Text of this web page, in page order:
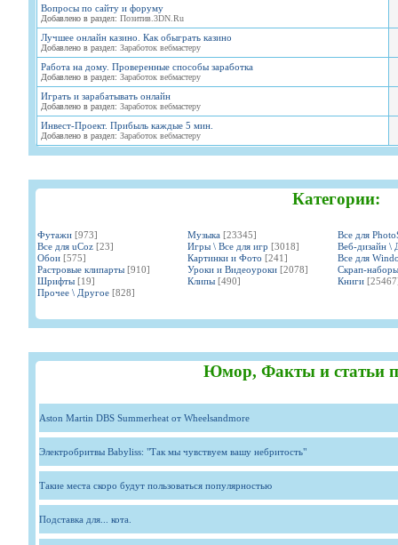
Вопросы по сайту и форуму
Добавлено в раздел: Позитив.3DN.Ru
Лучшее онлайн казино. Как обыграть казино
Добавлено в раздел: Заработок вебмастеру
Работа на дому. Проверенные способы заработка
Добавлено в раздел: Заработок вебмастеру
Играть и зарабатывать онлайн
Добавлено в раздел: Заработок вебмастеру
Инвест-Проект. Прибыль каждые 5 мин.
Добавлено в раздел: Заработок вебмастеру
Категории:
Футажи [973] Музыка [23345]
Все для
Все для uCoz [23] Игры \ Все для игр [3018]
Веб-дизайн \
Обои [575] Картинки и Фото [241]
Все для
Растровые клипарты [910] Уроки и Видеоуроки [2078]
Скрап-наборы
Шрифты [19] Клипы [490] Книги
Прочее \ Другое [828]
Юмор, Факты и статьи
Aston Martin DBS Summerheat от Wheelsandmore
Электробритвы Babyliss: "Так мы чувствуем вашу небритость"
Такие места скоро будут пользоваться популярностью
Подставка для... кота.